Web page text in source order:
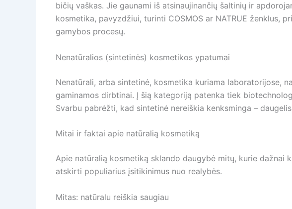
bičių vaškas. Jie gaunami iš atsinaujinančių šaltinių ir
kosmetika, pavyzdžiui, turinti COSMOS ar NATRUE ženklus,
gamybos procesų.
Nenatūralios (sintetinės) kosmetikos ypatumai
Nenatūrali, arba sintetinė, kosmetika kuriama laboratorijose,
gaminamos dirbtinai. Į šią kategoriją patenka tiek
Svarbu pabrėžti, kad sintetinė nereiškia kenksminga –
Mitai ir faktai apie natūralią kosmetiką
Apie natūralią kosmetiką sklando daugybė mitų, kurie
atskirti populiarius įsitikinimus nuo realybės.
Mitas: natūralu reiškia saugiau